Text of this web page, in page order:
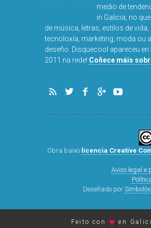
medio de
in Galicia, no
de música, letras, estilos de vida,
tecnoloxía, marketing, moda ou
deseño. Disquecool apareceu en
2011 na rede! Coñece máis
Obra baixo licencia Creative
Aviso legal e
Deseñado por
Feito con ♥ en